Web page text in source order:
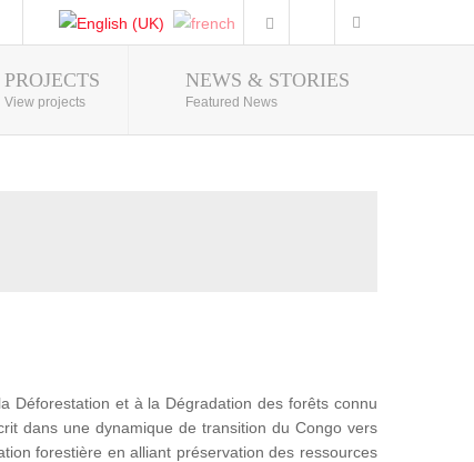
Photo Gallery
PROJECTS
View projects
NEWS & STORIES
Featured News
Déforestation et à la Dégradation des forêts connu
dans une dynamique de transition du Congo vers
forestière en alliant préservation des ressources